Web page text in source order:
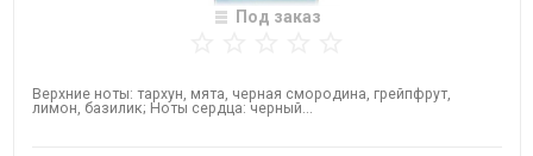
Под заказ
Верхние ноты: тархун, мята, черная смородина, грейпфрут,
лимон, базилик; Ноты сердца: черный...